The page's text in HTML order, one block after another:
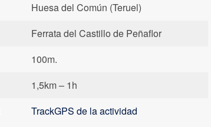
Huesa del Común (Teruel)
Ferrata del Castillo de Peñaflor
100m.
1,5km – 1h
TrackGPS de la actividad